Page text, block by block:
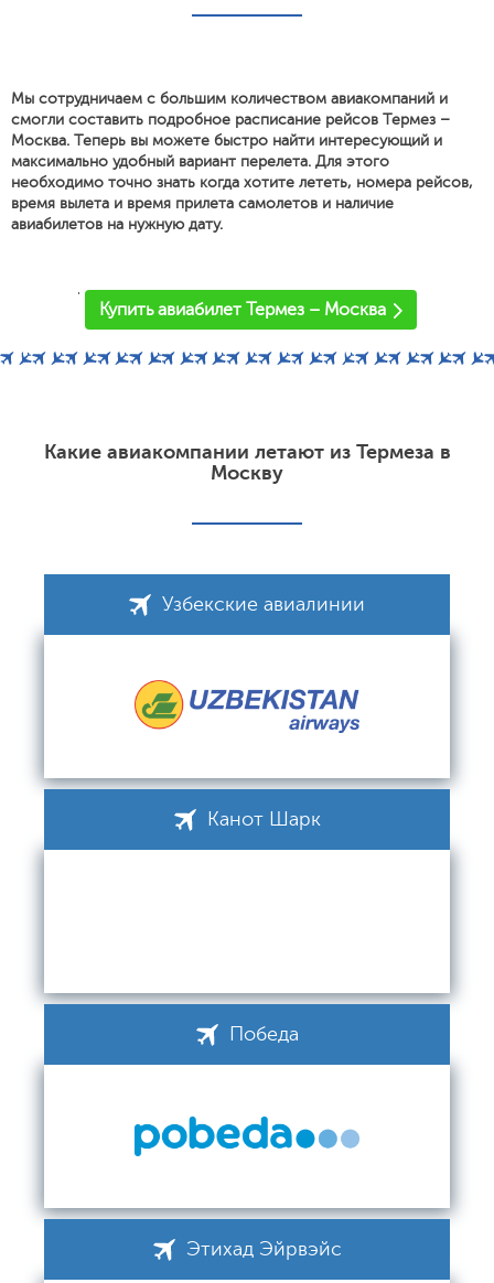
Мы сотрудничаем с большим количеством авиакомпаний и
смогли составить подробное расписание рейсов Термез –
Москва. Теперь вы можете быстро найти интересующий и
максимально удобный вариант перелета. Для этого
необходимо точно знать когда хотите лететь, номера рейсов,
время вылета и время прилета самолетов и наличие
авиабилетов на нужную дату.
'
Купить авиабилет Термез – Москва
Какие авиакомпании летают из Термеза в
Москву
Узбекские авиалинии
Канот Шарк
Победа
Этихад Эйрвэйс